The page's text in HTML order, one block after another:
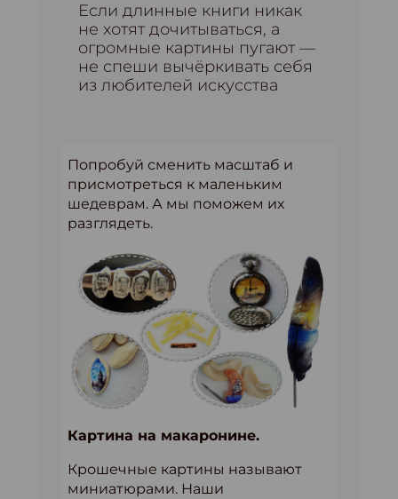
Если длинные книги никак
не хотят дочитываться, а
огромные картины пугают —
не спеши вычёркивать себя
из любителей искусства
Попробуй сменить масштаб и
присмотреться к маленьким
шедеврам. А мы поможем их
разглядеть.
Картина на макаронине.
Крошечные картины называют
миниатюрами. Наши